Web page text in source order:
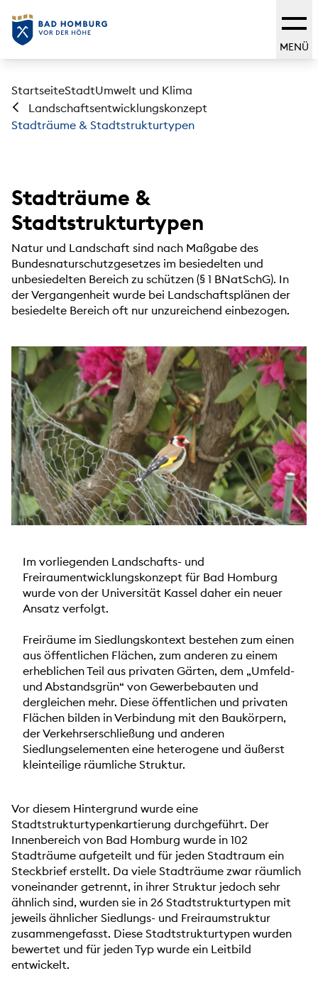
MENÜ
StartseiteStadtUmwelt und Klima
Landschaftsentwicklungskonzept
Stadträume & Stadtstrukturtypen
Stadträume &
Stadtstrukturtypen
Natur und Landschaft sind nach Maßgabe des
Bundesnaturschutzgesetzes im besiedelten und
unbesiedelten Bereich zu schützen (§ 1 BNatSchG). In
der Vergangenheit wurde bei Landschaftsplänen der
besiedelte Bereich oft nur unzureichend einbezogen.
Im vorliegenden Landschafts- und
Freiraumentwicklungskonzept für Bad Homburg
wurde von der Universität Kassel daher ein neuer
Ansatz verfolgt.
Freiräume im Siedlungskontext bestehen zum einen
aus öffentlichen Flächen, zum anderen zu einem
erheblichen Teil aus privaten Gärten, dem „Umfeld-
und Abstandsgrün“ von Gewerbebauten und
dergleichen mehr. Diese öffentlichen und privaten
Flächen bilden in Verbindung mit den Baukörpern,
der Verkehrserschließung und anderen
Siedlungselementen eine heterogene und äußerst
kleinteilige räumliche Struktur.
Vor diesem Hintergrund wurde eine
Stadtstrukturtypenkartierung durchgeführt. Der
Innenbereich von Bad Homburg wurde in 102
Stadträume aufgeteilt und für jeden Stadtraum ein
Steckbrief erstellt. Da viele Stadträume zwar räumlich
voneinander getrennt, in ihrer Struktur jedoch sehr
ähnlich sind, wurden sie in 26 Stadtstrukturtypen mit
jeweils ähnlicher Siedlungs- und Freiraumstruktur
zusammengefasst. Diese Stadtstrukturtypen wurden
bewertet und für jeden Typ wurde ein Leitbild
entwickelt.